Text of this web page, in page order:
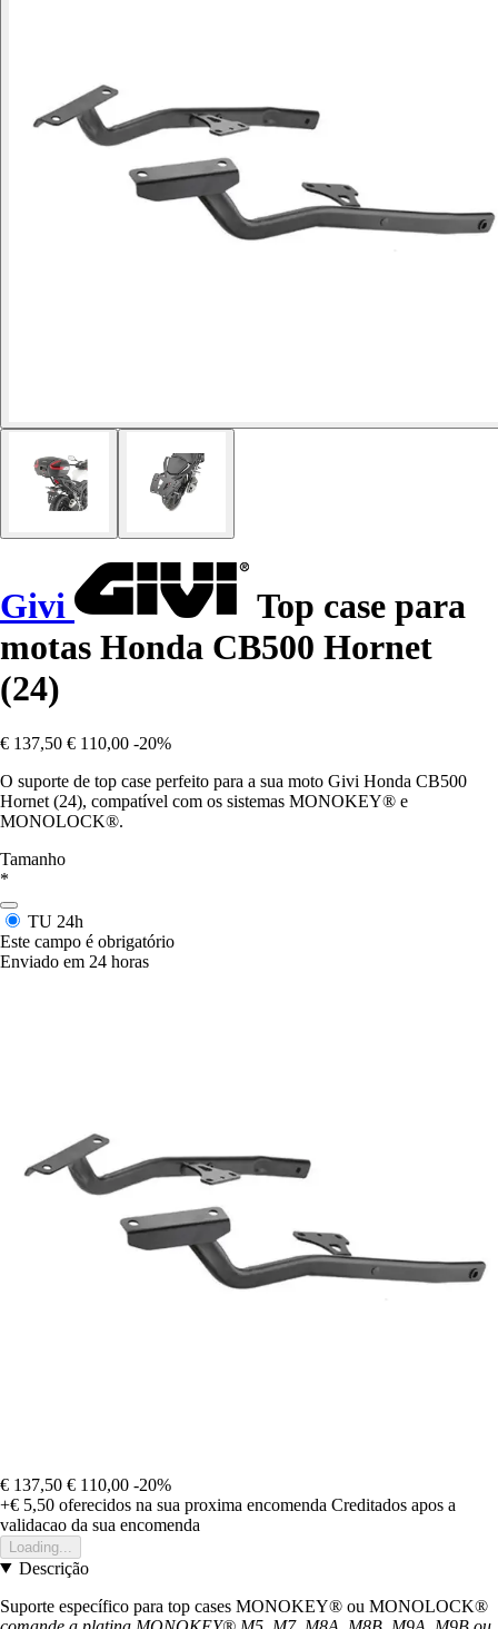
Givi
Top case para
motas Honda CB500 Hornet
(24)
€ 137,50 € 110,00 -20%
O suporte de top case perfeito para a sua moto Givi Honda CB500
Hornet (24), compatível com os sistemas MONOKEY® e
MONOLOCK®.
Tamanho
*
TU 24h
Este campo é obrigatório
Enviado em 24 horas
€ 137,50 € 110,00 -20%
+€ 5,50 oferecidos na sua proxima encomenda Creditados apos a
validacao da sua encomenda
Loading...
Descrição
Suporte específico para top cases MONOKEY® ou MONOLOCK®